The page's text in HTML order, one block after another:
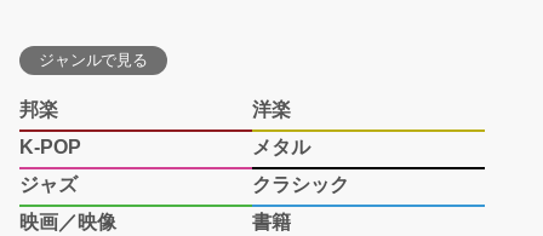
ジャンルで見る
邦楽
洋楽
K-POP
メタル
ジャズ
クラシック
映画／映像
書籍